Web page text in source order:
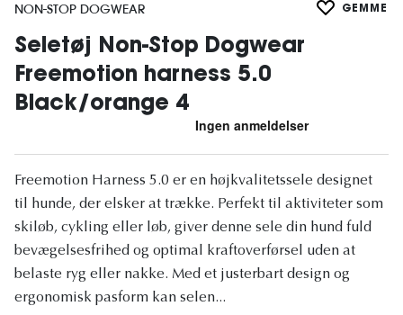
NON-STOP DOGWEAR GEMME
Seletøj Non-Stop Dogwear
Freemotion harness 5.0
Black/orange 4
Freemotion Harness 5.0 er en højkvalitetssele designet
til hunde, der elsker at trække. Perfekt til aktiviteter som
skiløb, cykling eller løb, giver denne sele din hund fuld
bevægelsesfrihed og optimal kraftoverførsel uden at
belaste ryg eller nakke. Med et justerbart design og
ergonomisk pasform kan selen...